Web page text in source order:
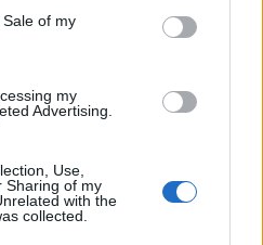
of my
my
Advertising.
Use,
Sharing of my
with the
collected.
ultimi acciacchi. Tra i
come in difesa
a Udine. Bene anche
in dubbio per
ha fatto solo
capitano Viola.